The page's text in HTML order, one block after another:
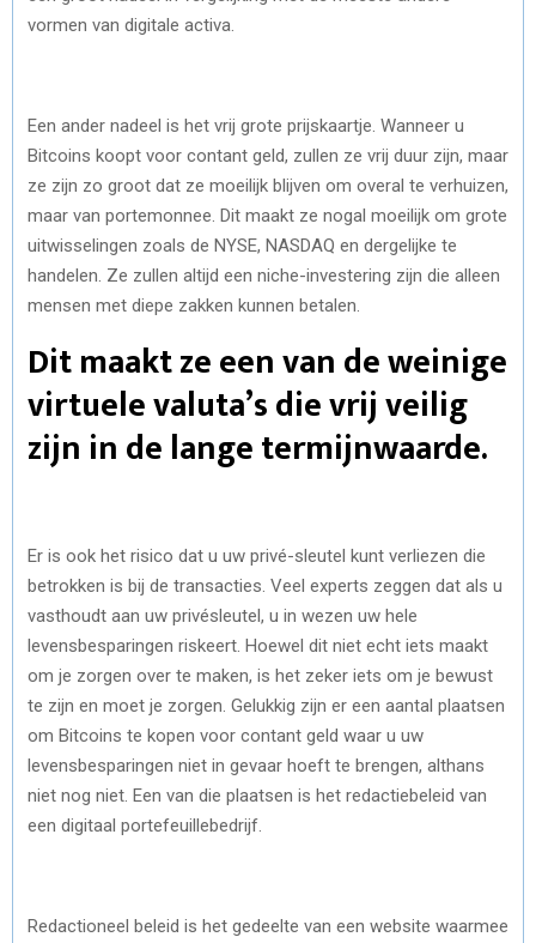
vormen van digitale activa.
Een ander nadeel is het vrij grote prijskaartje. Wanneer u
Bitcoins koopt voor contant geld, zullen ze vrij duur zijn, maar
ze zijn zo groot dat ze moeilijk blijven om overal te verhuizen,
maar van portemonnee. Dit maakt ze nogal moeilijk om grote
uitwisselingen zoals de NYSE, NASDAQ en dergelijke te
handelen. Ze zullen altijd een niche-investering zijn die alleen
mensen met diepe zakken kunnen betalen.
Dit maakt ze een van de weinige
virtuele valuta’s die vrij veilig
zijn in de lange termijnwaarde.
Er is ook het risico dat u uw privé-sleutel kunt verliezen die
betrokken is bij de transacties. Veel experts zeggen dat als u
vasthoudt aan uw privésleutel, u in wezen uw hele
levensbesparingen riskeert. Hoewel dit niet echt iets maakt
om je zorgen over te maken, is het zeker iets om je bewust
te zijn en moet je zorgen. Gelukkig zijn er een aantal plaatsen
om Bitcoins te kopen voor contant geld waar u uw
levensbesparingen niet in gevaar hoeft te brengen, althans
niet nog niet. Een van die plaatsen is het redactiebeleid van
een digitaal portefeuillebedrijf.
Redactioneel beleid is het gedeelte van een website waarmee